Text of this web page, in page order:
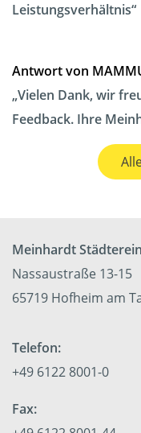
Leistungsverhältnis
Antwort von
Vielen Dank, wir
Feedback. Ihre
Meinhardt
Nassaustraße 13-15
65719 Hofheim am
Telefon:
+49 6122 8001-0
Fax: